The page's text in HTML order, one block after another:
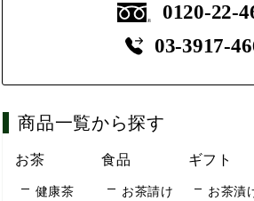
0120-22-
03-3917-
商品一覧から探す
お茶
健康茶
食品
お茶請け
ギフト
お茶漬